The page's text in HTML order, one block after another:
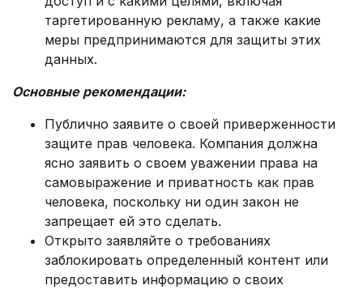
таргетированную рекламу, а также какие
меры предпринимаются для защиты этих
данных.
Основные рекомендации:
Публично заявите о своей приверженности
защите прав человека. Компания должна
ясно заявить о своем уважении права на
самовыражение и приватность как прав
человека, поскольку ни один закон не
запрещает ей это сделать.
Открыто заявляйте о требованиях
заблокировать определенный контент или
предоставить информацию о своих